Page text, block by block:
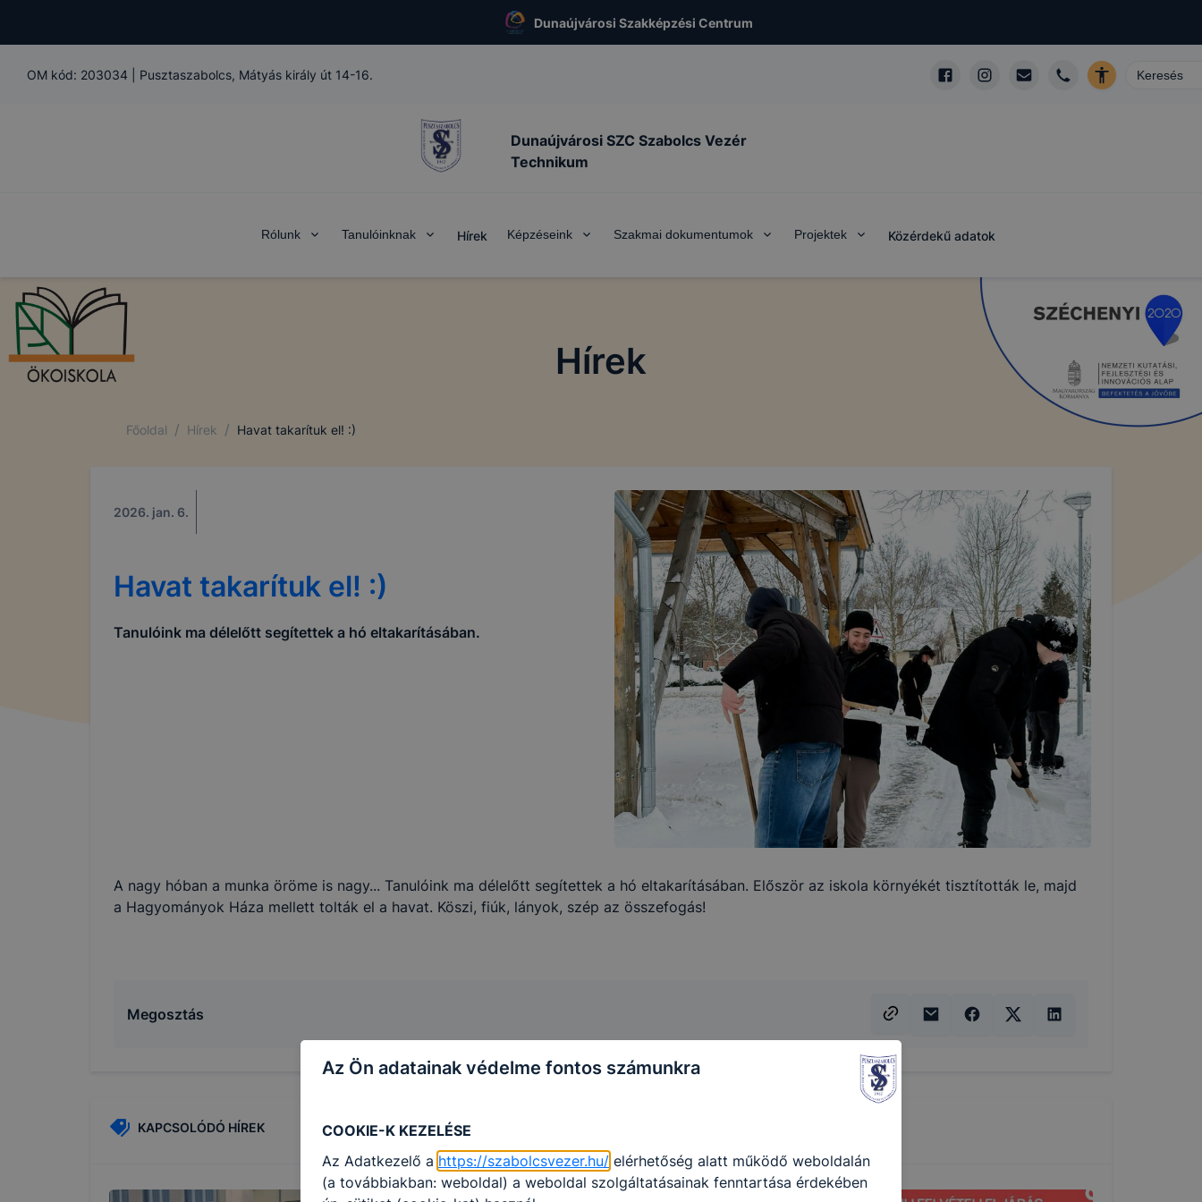
Dunaújvárosi Szakképzési Centrum
OM kód: 203034 Pusztaszabolcs, Mátyás király út 14-16.
Dunaújvárosi SZC Szabolcs Vezér
Technikum
Rólunk Tanulóinknak Hírek Képzéseink Szakmai dokumentumok Projektek Közérdekű adatok
Hírek
Főoldal / Hírek / Havat takarítuk el! :)
2026. jan. 6.
Havat takarítuk el! :)
Tanulóink ma délelőtt segítettek a hó eltakarításában.
A nagy hóban a munka öröme is nagy... Tanulóink ma délelőtt segítettek a hó eltakarításában. Először az iskola környékét tisztították le, majd
a Hagyományok Háza mellett tolták el a havat. Köszi, fiúk, lányok, szép az összefogás!
Megosztás
KAPCSOLÓDÓ HÍREK
Az Ön adatainak védelme fontos számunkra
COOKIE-K KEZELÉSE
Az Adatkezelő a https://szabolcsvezer.hu/ elérhetőség alatt működő weboldalán
(a továbbiakban: weboldal) a weboldal szolgáltatásainak fenntartása érdekében